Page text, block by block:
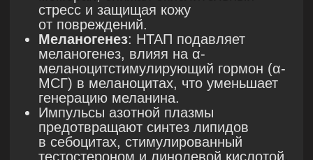
При температуре ниже 40 °C улучшается
микроциркуляция, усиливается
лимфодренаж, происходит стимуляция
фибробластов. Задача такого
протокола — улучшить кровообращение
в обрабатываемой зоне, сделать эту
область более компактной за счет
уменьшения объема водной части
жировой клетчатки.
• Улучшение микроциркуляции
• Усиление лимфодренажа
• Стимуляция фибробластов
КОАГУЛЯЦИЯ (42—60°С)